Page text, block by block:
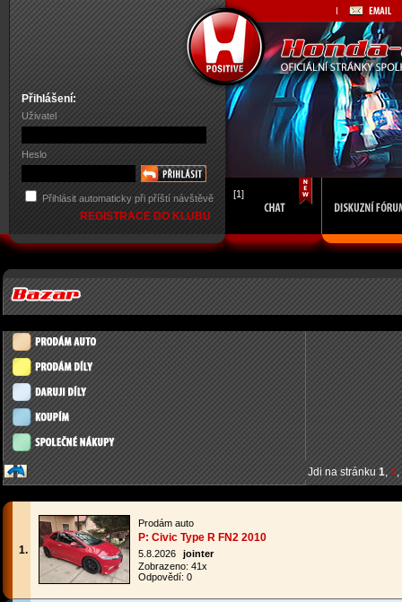
Přihlášení:
Uživatel
Heslo
Přihlásit automaticky při příští návštěvě
REGISTRACE DO KLUBU
[1]
Jdi na stránku 1, 2,
1.
Prodám auto
P: Civic Type R FN2 2010
5.8.2026
jointer
Zobrazeno: 41x
Odpovědí: 0